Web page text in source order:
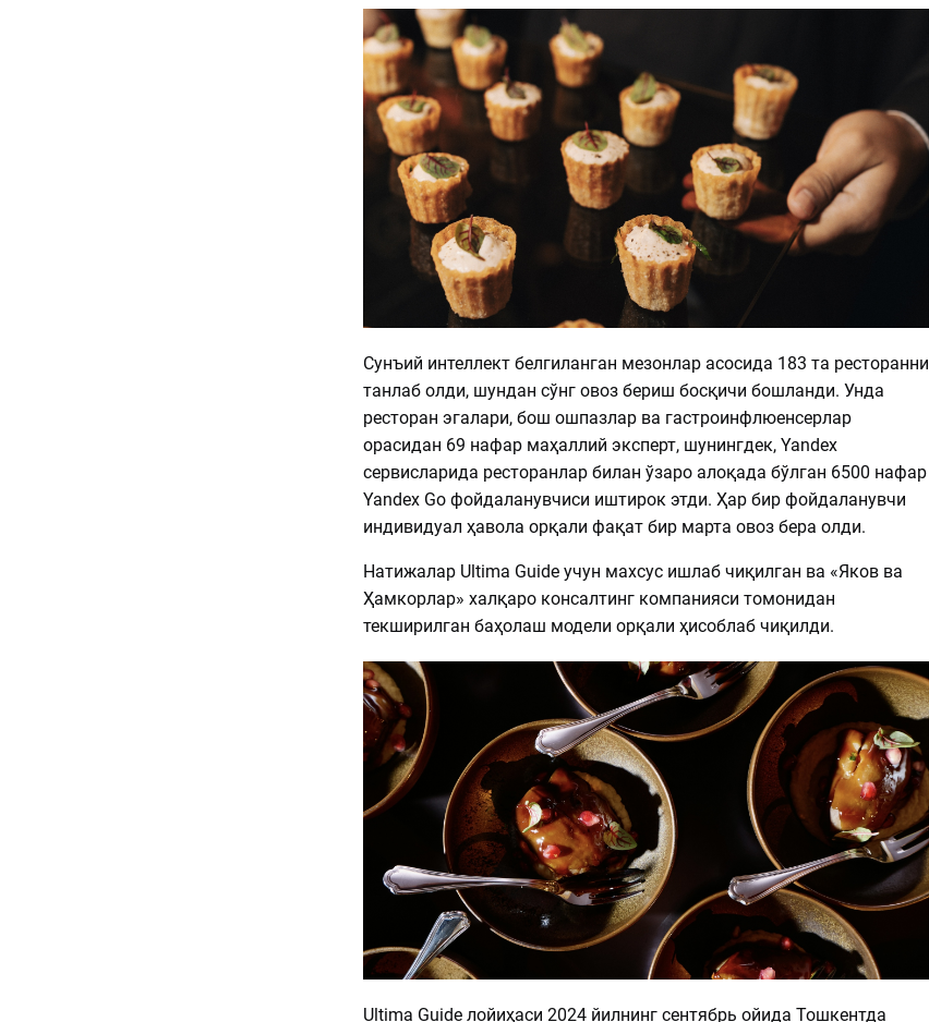
Сунъий интеллект белгиланган мезонлар асосида 183 та ресторанни
танлаб олди, шундан сўнг овоз бериш босқичи бошланди. Унда
ресторан эгалари, бош ошпазлар ва гастроинфлюенсерлар
орасидан 69 нафар маҳаллий эксперт, шунингдек, Yandex
сервисларида ресторанлар билан ўзаро алоқада бўлган 6500 нафар
Yandex Go фойдаланувчиси иштирок этди. Ҳар бир фойдаланувчи
индивидуал ҳавола орқали фақат бир марта овоз бера олди.
Натижалар Ultima Guide учун махсус ишлаб чиқилган ва «Яков ва
Ҳамкорлар» халқаро консалтинг компанияси томонидан
текширилган баҳолаш модели орқали ҳисоблаб чиқилди.
Ultima Guide лойиҳаси 2024 йилнинг сентябрь ойида Тошкентда